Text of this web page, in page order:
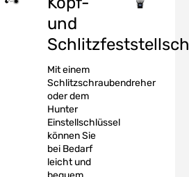
und
Mit einem
Schlitzschraubendreher
oder dem
Hunter
Einstellschlüssel
können Sie
bei Bedarf
leicht und